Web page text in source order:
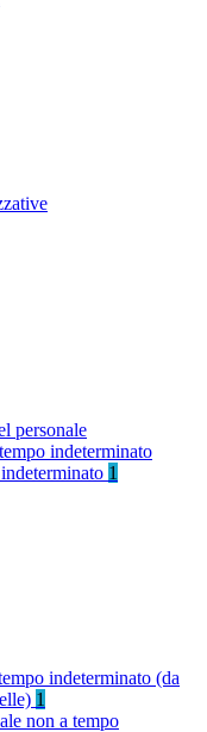
personale
indeterminato
1
indeterminato (da
1
non a tempo